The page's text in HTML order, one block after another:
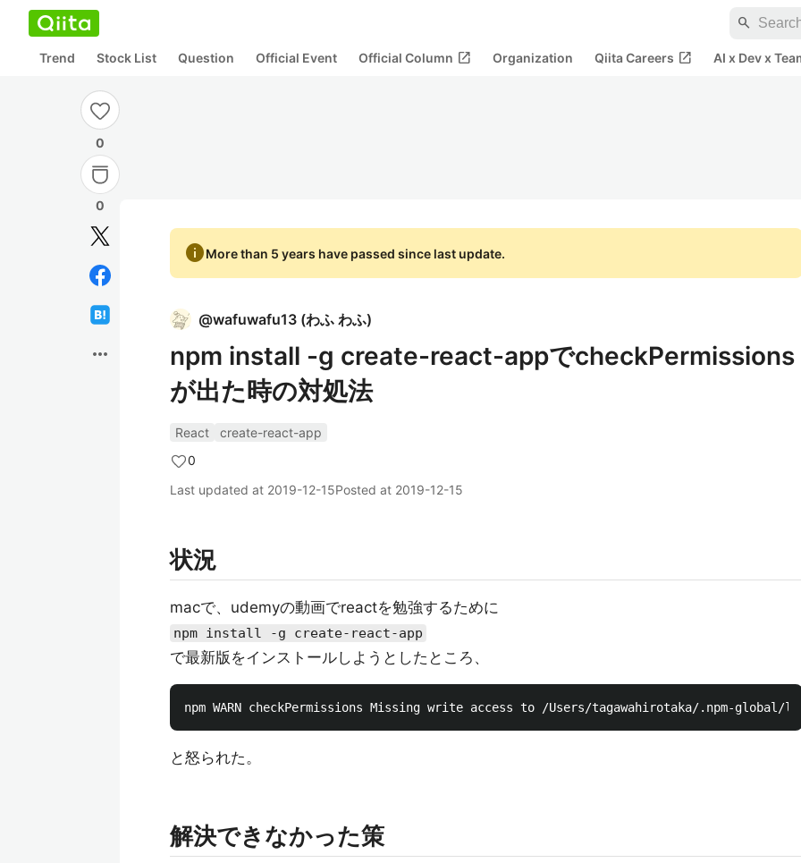
search
Trend Stock List Question Official Event Official Column open_in_new Organization Qiita Careers open_in_new AI x Dev x
0
0
more_horiz
infoMore than 5 years have passed since last update.
@wafuwafu13 (わふ わふ)
npm install -g create-react-appでcheckPermissions
が出た時の対処法
React
create-react-app
0
Last updated at 2019-12-15Posted at 2019-12-15
状況
macで、udemyの動画でreactを勉強するために
npm install -g create-react-app
で最新版をインストールしようとしたところ、
と怒られた。
解決できなかった策